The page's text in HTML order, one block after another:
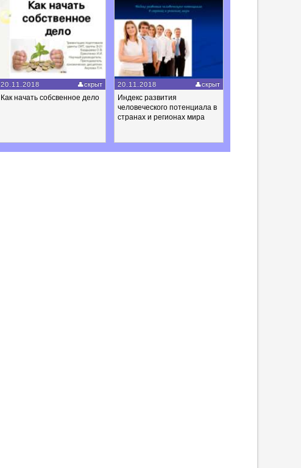
20.11.2018 скрыт
Как начать собсвенное дело
20.11.2018 скрыт
Индекс развития
человеческого потенциала в
странах и регионах мира